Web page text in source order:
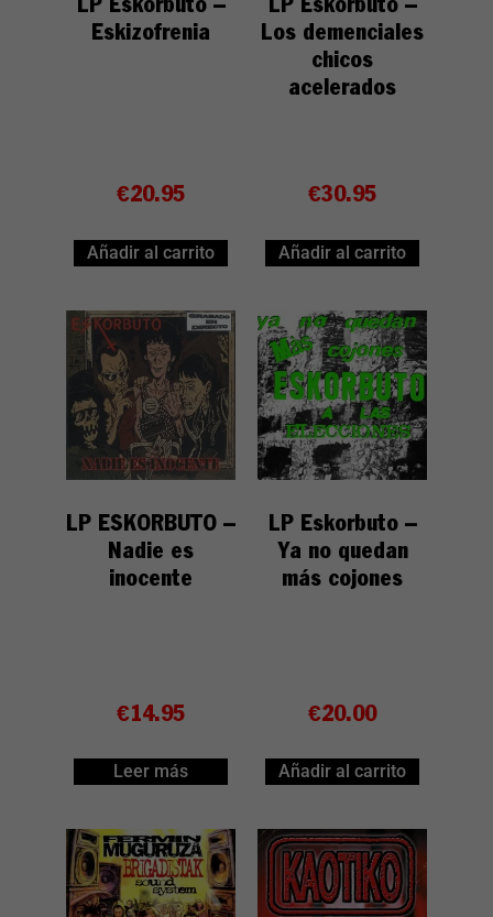
Eskizofrenia
€20.95
Añadir al carrito
Los demenciales
chicos
acelerados
€30.95
Añadir al carrito
LP ESKORBUTO –
Nadie es
inocente
€14.95
Leer más
LP Eskorbuto –
Ya no quedan
más cojones
€20.00
Añadir al carrito